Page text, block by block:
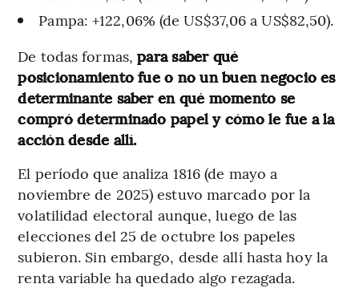
Pampa: +122,06% (de US$37,06 a US$82,50).
De todas formas,para saber qué
posicionamiento fue o no un buen negocio es
determinante saber en qué momento se
compró determinado papel y cómo le fue a la
acción desde allí.
El período que analiza 1816 (de mayo a
noviembre de 2025) estuvo marcado por la
volatilidad electoral aunque, luego de las
elecciones del 25 de octubre los papeles
subieron. Sin embargo, desde allí hasta hoy la
renta variable ha quedado algo rezagada.